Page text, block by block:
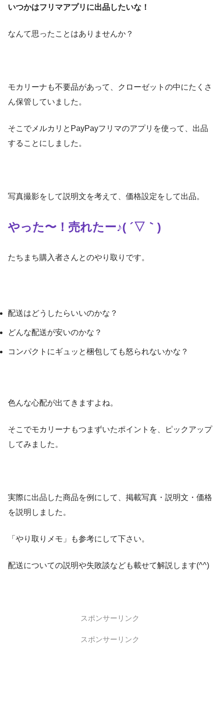
いつかはフリマアプリに出品したいな！
なんて思ったことはありませんか？
モカリーナも不要品があって、クローゼットの中にたくさ
ん保管していました。
そこでメルカリとPayPayフリマのアプリを使って、出品
することにしました。
写真撮影をして説明文を考えて、価格設定をして出品。
やった〜！売れたー♪( ´▽｀)
たちまち購入者さんとのやり取りです。
配送はどうしたらいいのかな？
どんな配送が安いのかな？
コンパクトにギュッと梱包しても怒られないかな？
色んな心配が出てきますよね。
そこでモカリーナもつまずいたポイントを、ピックアップ
してみました。
実際に出品した商品を例にして、掲載写真・説明文・価格
を説明しました。
「やり取りメモ」も参考にして下さい。
配送についての説明や失敗談なども載せて解説します(^^)
スポンサーリンク
スポンサーリンク